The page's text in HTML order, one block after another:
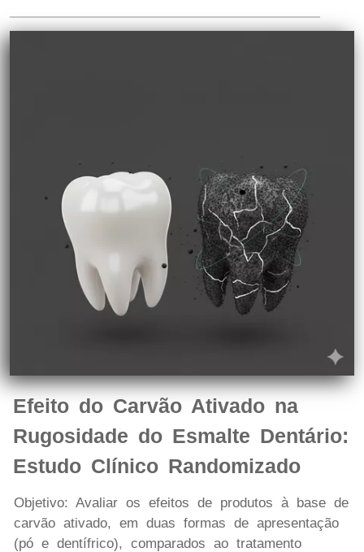
Efeito do Carvão Ativado na
Rugosidade do Esmalte Dentário:
Estudo Clínico Randomizado
Objetivo: Avaliar os efeitos de produtos à base de
carvão ativado, em duas formas de apresentação
(pó e dentífrico), comparados ao tratamento